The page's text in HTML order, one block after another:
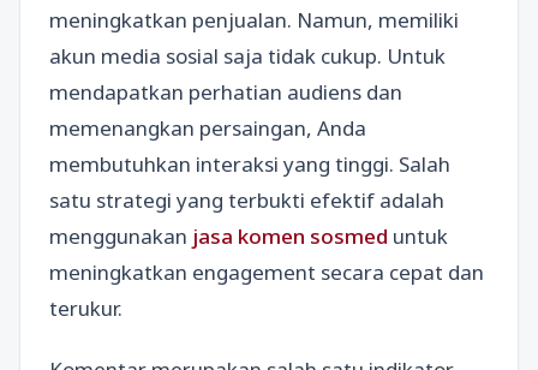
meningkatkan penjualan. Namun, memiliki
akun media sosial saja tidak cukup. Untuk
mendapatkan perhatian audiens dan
memenangkan persaingan, Anda
membutuhkan interaksi yang tinggi. Salah
satu strategi yang terbukti efektif adalah
menggunakan jasa komen sosmed untuk
meningkatkan engagement secara cepat dan
terukur.